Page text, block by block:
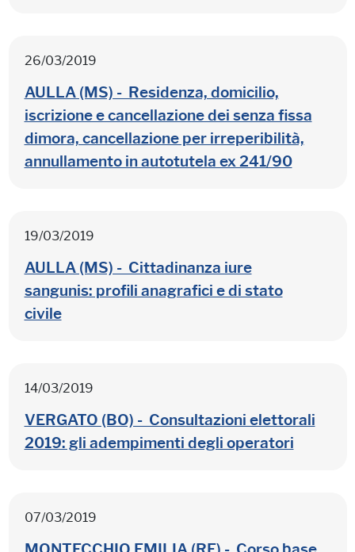
26/03/2019
AULLA (MS) - Residenza, domicilio,
iscrizione e cancellazione dei senza fissa
dimora, cancellazione per irreperibilità,
annullamento in autotutela ex 241/90
19/03/2019
AULLA (MS) - Cittadinanza iure
sangunis: profili anagrafici e di stato
civile
14/03/2019
VERGATO (BO) - Consultazioni elettorali
2019: gli adempimenti degli operatori
07/03/2019